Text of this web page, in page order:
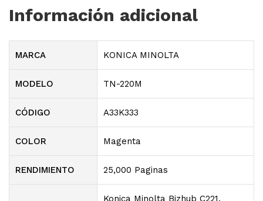
Información adicional
MARCA KONICA MINOLTA
MODELO TN-220M
CÓDIGO A33K333
COLOR Magenta
RENDIMIENTO 25,000 Paginas
Konica Minolta Bizhub C221,